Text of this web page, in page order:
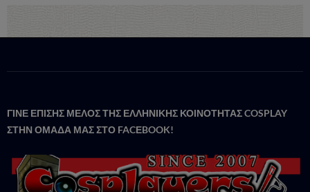
ΓΙΝΕ ΕΠΙΣΗΣ ΜΕΛΟΣ ΤΗΣ ΕΛΛΗΝΙΚΗΣ ΚΟΙΝΟΤΗΤΑΣ COSPLAY
ΣΤΗΝ ΟΜΑΔΑ ΜΑΣ ΣΤΟ FACΕBOOK!